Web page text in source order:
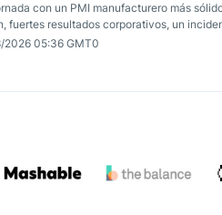
con un PMI manufacturero más
fuertes resultados corporativos, un
señales desde el mercado del petróleo.
05:36 GMT0